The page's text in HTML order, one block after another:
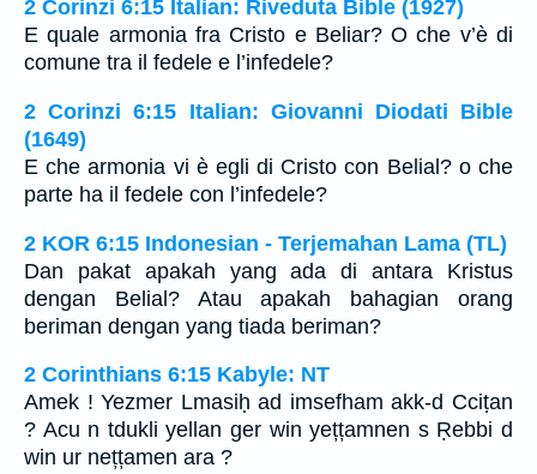
2 Corinzi 6:15 Italian: Riveduta Bible (1927)
E quale armonia fra Cristo e Beliar? O che v’è di
comune tra il fedele e l’infedele?
2 Corinzi 6:15 Italian: Giovanni Diodati Bible
(1649)
E che armonia vi è egli di Cristo con Belial? o che
parte ha il fedele con l’infedele?
2 KOR 6:15 Indonesian - Terjemahan Lama (TL)
Dan pakat apakah yang ada di antara Kristus
dengan Belial? Atau apakah bahagian orang
beriman dengan yang tiada beriman?
2 Corinthians 6:15 Kabyle: NT
Amek ! Yezmer Lmasiḥ ad imsefham akk-d Cciṭan
? Acu n tdukli yellan ger win yețțamnen s Ṛebbi d
win ur nețțamen ara ?